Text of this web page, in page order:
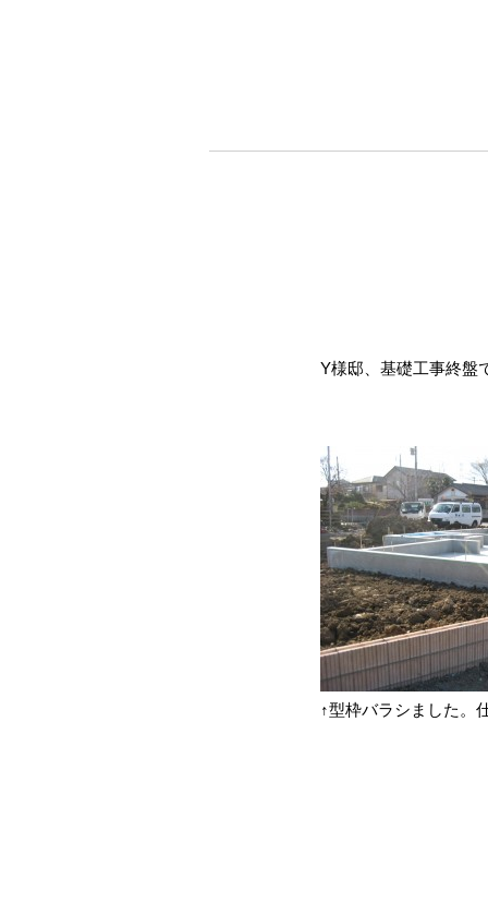
Y様邸、基礎工事終盤
↑型枠バラシました。